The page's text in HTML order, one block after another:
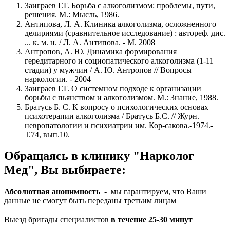
Заиграев Г.Г. Борьба с алкоголизмом: проблемы, пути,
решения. М.: Мысль, 1986.
Антипова, Л. А. Клиника алкоголизма, осложненного
делириями (сравнительное исследование) : автореф. дис.
... к. м. н. / Л. А. Антипова. - М. 2008
Антропов, А. Ю. Динамика формирования
гередитарного и социопатического алкоголизма (1-11
стадии) у мужчин / А. Ю. Антропов // Вопросы
наркологии. - 2004
Заиграев Г.Г. О системном подходе к организации
борьбы с пьянством и алкоголизмом. М.: Знание, 1988.
Братусь Б. С. К вопросу о психологических основах
психотерапии алкоголизма / Братусь Б.С. // Журн.
невропатологии и психиатрии им. Кор-сакова.-1974.-
Т.74, вып.10.
Обращаясь в клинику "Нарколог
Мед", Вы выбираете:
Абсолютная анонимность - мы гарантируем, что Ваши
данные не смогут быть переданы третьим лицам
Выезд бригады специалистов в течение 25-30 минут